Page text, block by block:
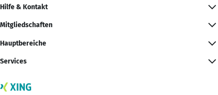
Hilfe & Kontakt
Mitgliedschaften
Hauptbereiche
Services